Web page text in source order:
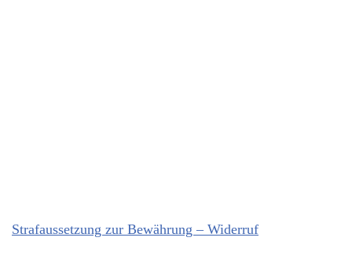
Strafaussetzung zur Bewährung – Widerruf